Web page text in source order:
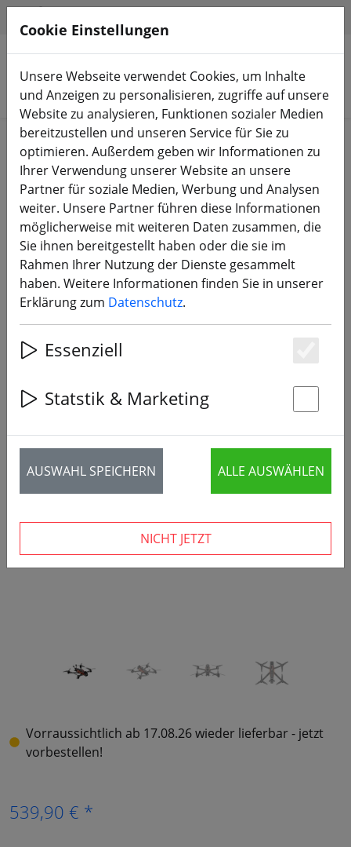
Produkte suchen
Start FPV Drohnen RTF, BNF & PNP
GEPRC Vapor-D6 HD DJI O4 Pro FPV
Drohne ELRS 2.4G
‹ ›
Vorraussichtlich ab 17.08.26 wieder lieferbar - jetzt
vorbestellen!
539,90 € *
Cookie Einstellungen
Unsere Webseite verwendet Cookies, um Inhalte
und Anzeigen zu personalisieren, zugriffe auf unsere
Website zu analysieren, Funktionen sozialer Medien
bereitzustellen und unseren Service für Sie zu
optimieren. Außerdem geben wir Informationen zu
Ihrer Verwendung unserer Website an unsere
Partner für soziale Medien, Werbung und Analysen
weiter. Unsere Partner führen diese Informationen
möglicherweise mit weiteren Daten zusammen, die
Sie ihnen bereitgestellt haben oder die sie im
Rahmen Ihrer Nutzung der Dienste gesammelt
haben. Weitere Informationen finden Sie in unserer
Erklärung zum Datenschutz.
Essenziell
Statstik & Marketing
AUSWAHL SPEICHERN ALLE AUSWÄHLEN
NICHT JETZT